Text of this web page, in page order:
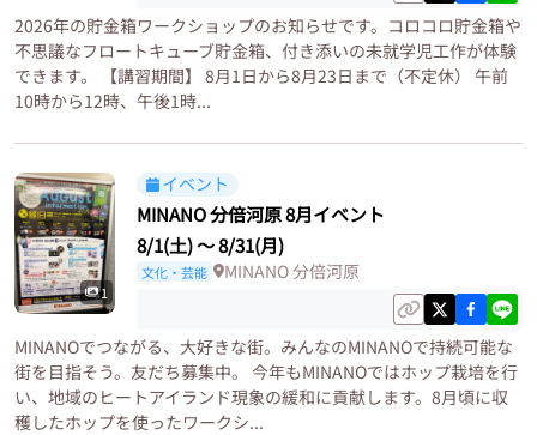
2026年の貯金箱ワークショップのお知らせです。コロコロ貯金箱や
不思議なフロートキューブ貯金箱、付き添いの未就学児工作が体験
できます。 【講習期間】 8月1日から8月23日まで（不定休） 午前
10時から12時、午後1時...
1
イベント
MINANO 分倍河原 8月イベント
8/1(土)〜8/31(月)
文化・芸能 MINANO 分倍河原
MINANOでつながる、大好きな街。みんなのMINANOで持続可能な
街を目指そう。友だち募集中。 今年もMINANOではホップ栽培を行
い、地域のヒートアイランド現象の緩和に貢献します。8月頃に収
穫したホップを使ったワークシ...